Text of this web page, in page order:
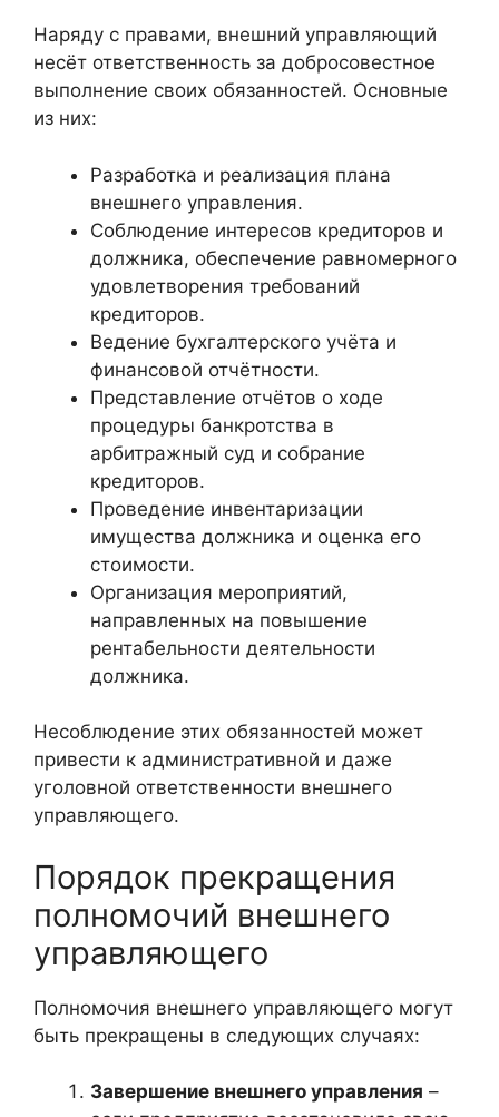
Наряду с правами, внешний управляющий
несёт ответственность за добросовестное
выполнение своих обязанностей. Основные
из них:
Разработка и реализация плана
внешнего управления.
Соблюдение интересов кредиторов и
должника, обеспечение равномерного
удовлетворения требований
кредиторов.
Ведение бухгалтерского учёта и
финансовой отчётности.
Представление отчётов о ходе
процедуры банкротства в
арбитражный суд и собрание
кредиторов.
Проведение инвентаризации
имущества должника и оценка его
стоимости.
Организация мероприятий,
направленных на повышение
рентабельности деятельности
должника.
Несоблюдение этих обязанностей может
привести к административной и даже
уголовной ответственности внешнего
управляющего.
Порядок прекращения
полномочий внешнего
управляющего
Полномочия внешнего управляющего могут
быть прекращены в следующих случаях:
Завершение внешнего управления –